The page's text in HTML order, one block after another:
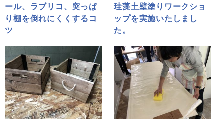
ール、ラブリコ、突っぱ
り棚を倒れにくくするコ
ツ
珪藻土壁塗りワークショ
ップを実施いたしまし
た。